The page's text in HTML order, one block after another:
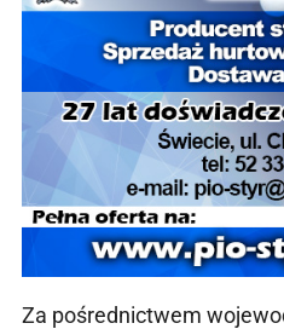
Za pośrednictwem